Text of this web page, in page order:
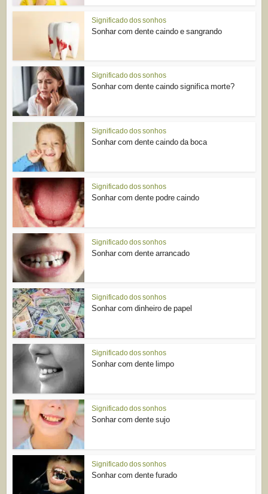
Significado dos sonhos
Sonhar com dente caindo e sangrando
Significado dos sonhos
Sonhar com dente caindo significa morte?
Significado dos sonhos
Sonhar com dente caindo da boca
Significado dos sonhos
Sonhar com dente podre caindo
Significado dos sonhos
Sonhar com dente arrancado
Significado dos sonhos
Sonhar com dinheiro de papel
Significado dos sonhos
Sonhar com dente limpo
Significado dos sonhos
Sonhar com dente sujo
Significado dos sonhos
Sonhar com dente furado